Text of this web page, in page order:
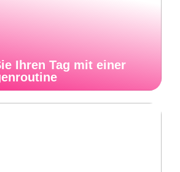
Ihren Tag mit einer